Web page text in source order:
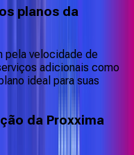
planos da
pela velocidade de
adicionais como
ideal para suas
da Proxxima